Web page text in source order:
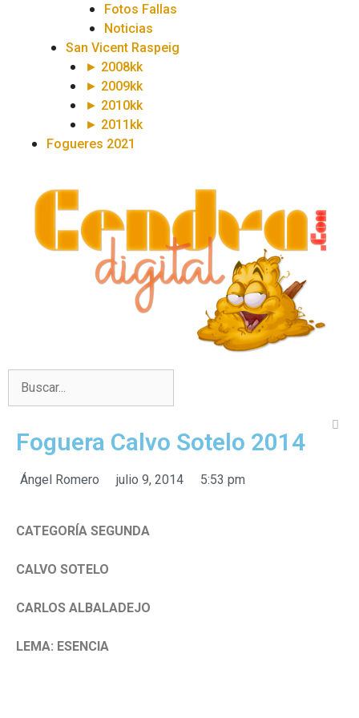
Fotos Fallas
Noticias
San Vicent Raspeig
► 2008kk
► 2009kk
► 2010kk
► 2011kk
Fogueres 2021
Foguera Calvo Sotelo 2014
Ángel Romero julio 9, 2014 5:53 pm
CATEGORÍA SEGUNDA
CALVO SOTELO
CARLOS ALBALADEJO
LEMA: ESENCIA